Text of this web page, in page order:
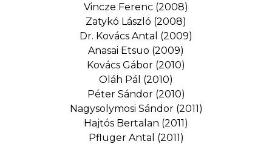
Vincze Ferenc (2008)
Zatykó László (2008)
Dr. Kovács Antal (2009)
Anasai Etsuo (2009)
Kovács Gábor (2010)
Oláh Pál (2010)
Péter Sándor (2010)
Nagysolymosi Sándor (2011)
Hajtós Bertalan (2011)
Pfluger Antal (2011)